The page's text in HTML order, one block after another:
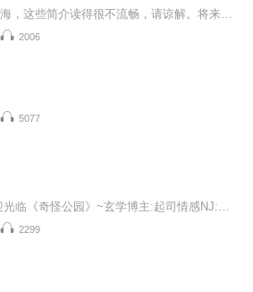
2006
5077
2299